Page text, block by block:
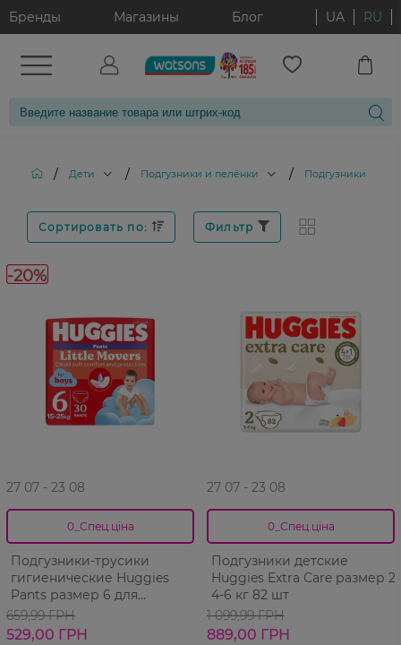
Бренды Магазины Блог UA RU
/ Дети / Подгузники и пелёнки / Подгузники
Сортировать по: Фильтр
-20%
27 07 - 23 08
0_Спец.ціна
Подгузники-трусики
гигиенические Huggies
Pants размер 6 для
мальчиков 15-25 кг мягкая
упаковка 30 шт
659,99 ГРН
529,00 ГРН
27 07 - 23 08
0_Спец.ціна
Подгузники детские
Huggies Extra Care размер 2
4-6 кг 82 шт
1 099,99 ГРН
889,00 ГРН